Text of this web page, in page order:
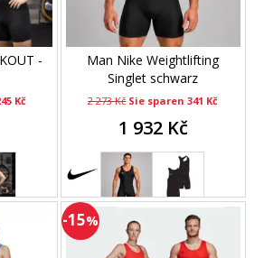
-
Kč
Man Nike Weightlifting
Singlet schwarz
2 273 Kč Sie sparen 341 Kč
1 932 Kč
-15%